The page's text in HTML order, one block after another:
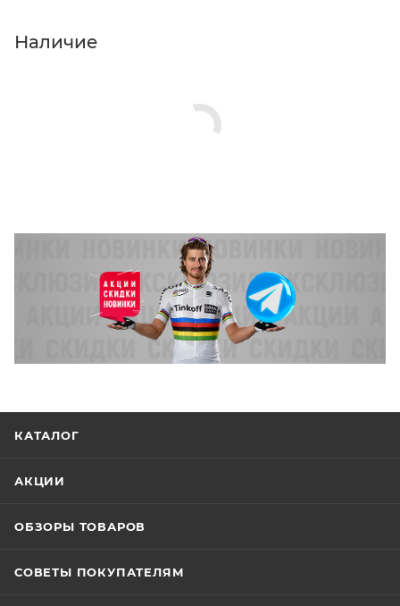
Нажмите кнопку «Оформить заказ».
Наличие
КАТАЛОГ
АКЦИИ
ОБЗОРЫ ТОВАРОВ
СОВЕТЫ ПОКУПАТЕЛЯМ